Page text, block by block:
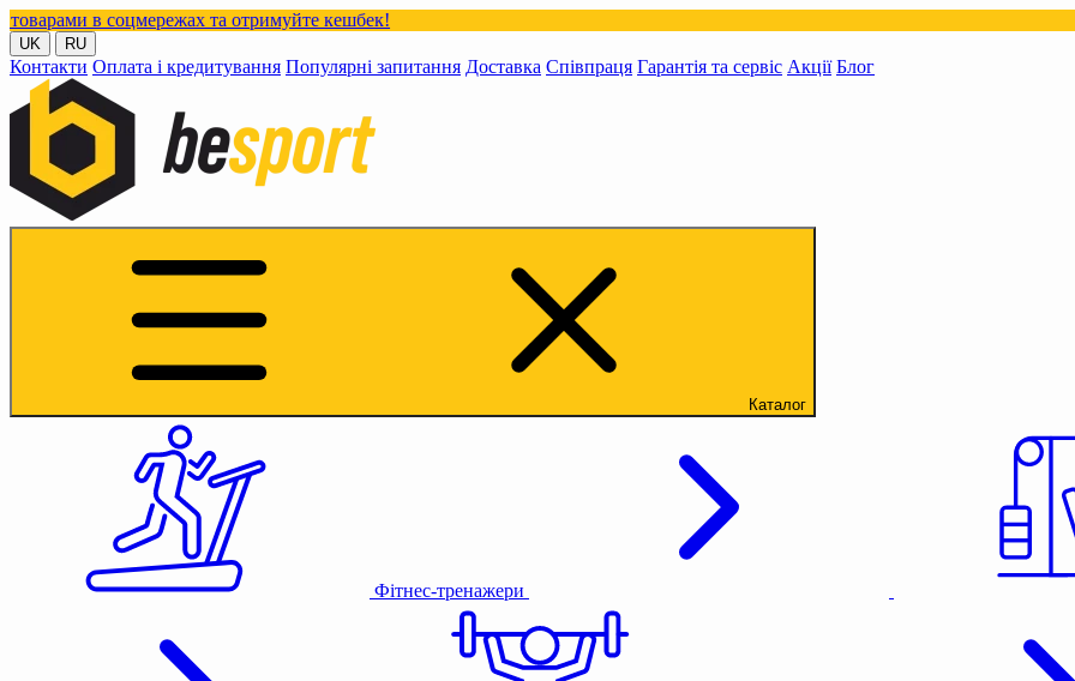
соцмережах та отримуйте кешбек!
UK RU
Контакти Оплата і кредитування Популярні запитання Доставка Співпраця Гарантія та сервіс Акції Блог
Каталог
Фітнес-тренажери